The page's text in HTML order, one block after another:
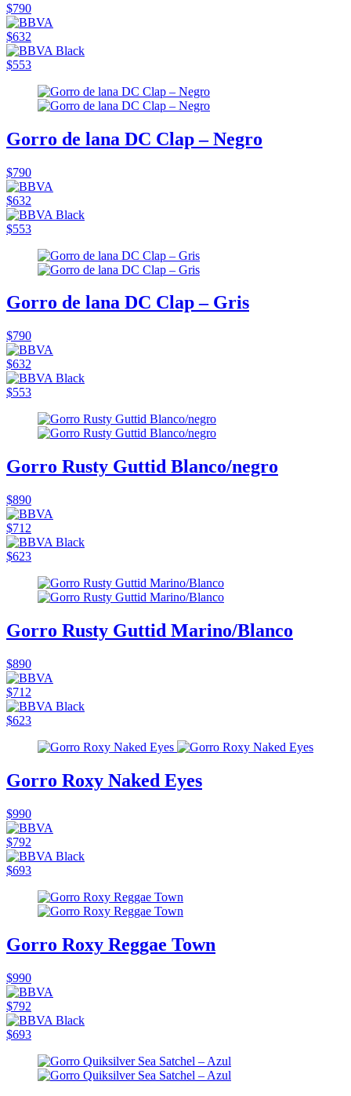
$790
$632
$553
Gorro de lana DC Clap – Negro
$790
$632
$553
Gorro de lana DC Clap – Gris
$790
$632
$553
Gorro Rusty Guttid Blanco/negro
$890
$712
$623
Gorro Rusty Guttid Marino/Blanco
$890
$712
$623
Gorro Roxy Naked Eyes
$990
$792
$693
Gorro Roxy Reggae Town
$990
$792
$693